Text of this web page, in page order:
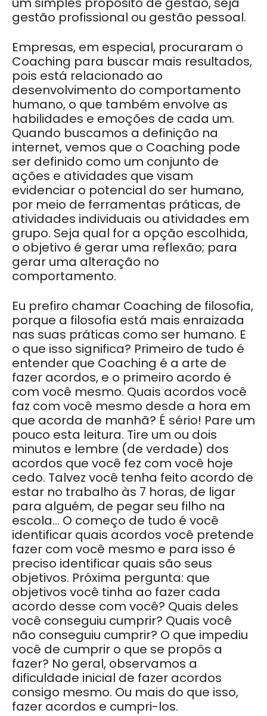
gestão profissional ou gestão pessoal.
Empresas, em especial, procuraram o
Coaching para buscar mais resultados,
pois está relacionado ao
desenvolvimento do comportamento
humano, o que também envolve as
habilidades e emoções de cada um.
Quando buscamos a definição na
internet, vemos que o Coaching pode
ser definido como um conjunto de
ações e atividades que visam
evidenciar o potencial do ser humano,
por meio de ferramentas práticas, de
atividades individuais ou atividades em
grupo. Seja qual for a opção escolhida,
o objetivo é gerar uma reflexão; para
gerar uma alteração no
comportamento.
Eu prefiro chamar Coaching de filosofia,
porque a filosofia está mais enraizada
nas suas práticas como ser humano. E
o que isso significa? Primeiro de tudo é
entender que Coaching é a arte de
fazer acordos, e o primeiro acordo é
com você mesmo. Quais acordos você
faz com você mesmo desde a hora em
que acorda de manhã? É sério! Pare um
pouco esta leitura. Tire um ou dois
minutos e lembre (de verdade) dos
acordos que você fez com você hoje
cedo. Talvez você tenha feito acordo de
estar no trabalho às 7 horas, de ligar
para alguém, de pegar seu filho na
escola… O começo de tudo é você
identificar quais acordos você pretende
fazer com você mesmo e para isso é
preciso identificar quais são seus
objetivos. Próxima pergunta: que
objetivos você tinha ao fazer cada
acordo desse com você? Quais deles
você conseguiu cumprir? Quais você
não conseguiu cumprir? O que impediu
você de cumprir o que se propôs a
fazer? No geral, observamos a
dificuldade inicial de fazer acordos
consigo mesmo. Ou mais do que isso,
fazer acordos e cumpri-los.